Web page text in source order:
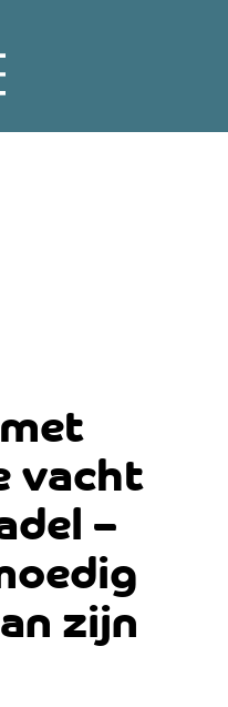
vacht
–
zijn